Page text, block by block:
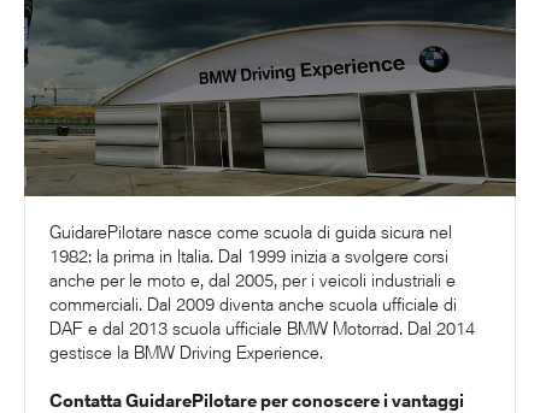
GuidarePilotare nasce come scuola di guida sicura nel
1982: la prima in Italia. Dal 1999 inizia a svolgere corsi
anche per le moto e, dal 2005, per i veicoli industriali e
commerciali. Dal 2009 diventa anche scuola ufficiale di
DAF e dal 2013 scuola ufficiale BMW Motorrad. Dal 2014
gestisce la BMW Driving Experience.
Contatta GuidarePilotare per conoscere i vantaggi